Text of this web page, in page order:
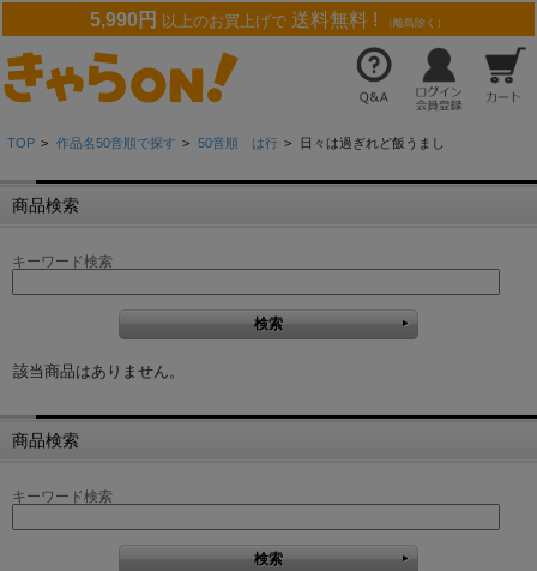
5,990円 以上のお買上げで 送料無料 ! （離島除く）
TOP > 作品名50音順で探す > 50音順 は行 > 日々は過ぎれど飯うまし
商品検索
キーワード検索
該当商品はありません。
商品検索
キーワード検索